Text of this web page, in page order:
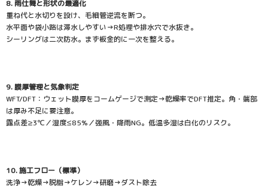
8. 雨仕舞と形状の最適化
重ね代と水切りを設け、毛細管逆流を断つ。
水平面や袋小路は滞水しやすい→R処理や排水穴で水抜き。
シーリングは二次防水。まず板金的に一次を整える。
9. 膜厚管理と気象判定
WFT/DFT：ウェット膜厚をコームゲージで測定→乾燥率でDFT推定。角・端部
は厚み不足に要注意。
露点差≥3℃／湿度≤85%／強風・降雨NG。低温多湿は白化のリスク。
10. 施工フロー（標準）
洗浄→乾燥→脱脂→ケレン→研磨→ダスト除去